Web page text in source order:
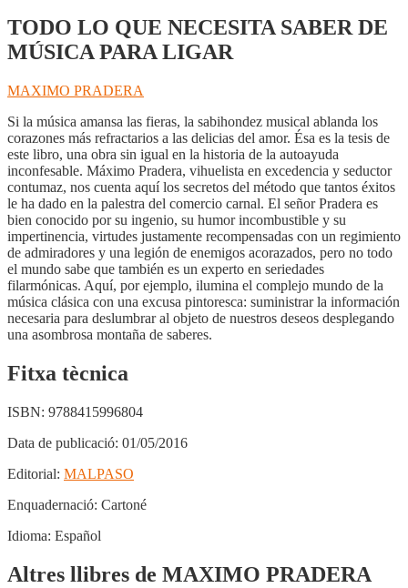
TODO LO QUE NECESITA SABER DE
MÚSICA PARA LIGAR
MAXIMO PRADERA
Si la música amansa las fieras, la sabihondez musical ablanda los
corazones más refractarios a las delicias del amor. Ésa es la tesis de
este libro, una obra sin igual en la historia de la autoayuda
inconfesable. Máximo Pradera, vihuelista en excedencia y seductor
contumaz, nos cuenta aquí los secretos del método que tantos éxitos
le ha dado en la palestra del comercio carnal. El señor Pradera es
bien conocido por su ingenio, su humor incombustible y su
impertinencia, virtudes justamente recompensadas con un regimiento
de admiradores y una legión de enemigos acorazados, pero no todo
el mundo sabe que también es un experto en seriedades
filarmónicas. Aquí, por ejemplo, ilumina el complejo mundo de la
música clásica con una excusa pintoresca: suministrar la información
necesaria para deslumbrar al objeto de nuestros deseos desplegando
una asombrosa montaña de saberes.
Fitxa tècnica
ISBN: 9788415996804
Data de publicació: 01/05/2016
Editorial: MALPASO
Enquadernació: Cartoné
Idioma: Español
Altres llibres de MAXIMO PRADERA